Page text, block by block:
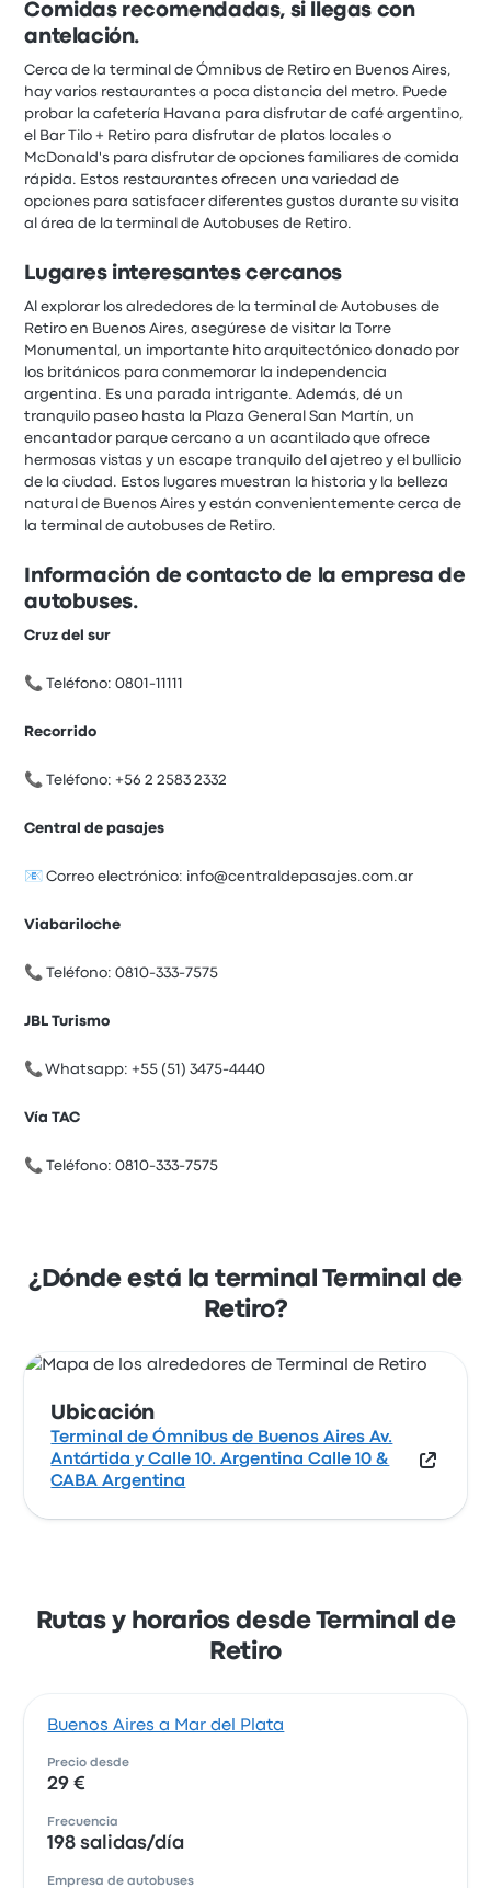
Comidas recomendadas, si llegas con
antelación.
Cerca de la terminal de Ómnibus de Retiro en Buenos Aires,
hay varios restaurantes a poca distancia del metro. Puede
probar la cafetería Havana para disfrutar de café argentino,
el Bar Tilo + Retiro para disfrutar de platos locales o
McDonald's para disfrutar de opciones familiares de comida
rápida. Estos restaurantes ofrecen una variedad de
opciones para satisfacer diferentes gustos durante su visita
al área de la terminal de Autobuses de Retiro.
Lugares interesantes cercanos
Al explorar los alrededores de la terminal de Autobuses de
Retiro en Buenos Aires, asegúrese de visitar la Torre
Monumental, un importante hito arquitectónico donado por
los británicos para conmemorar la independencia
argentina. Es una parada intrigante. Además, dé un
tranquilo paseo hasta la Plaza General San Martín, un
encantador parque cercano a un acantilado que ofrece
hermosas vistas y un escape tranquilo del ajetreo y el bullicio
de la ciudad. Estos lugares muestran la historia y la belleza
natural de Buenos Aires y están convenientemente cerca de
la terminal de autobuses de Retiro.
Información de contacto de la empresa de
autobuses.
Cruz del sur
📞 Teléfono: 0801-11111
Recorrido
📞 Teléfono: +56 2 2583 2332
Central de pasajes
📧 Correo electrónico: info@centraldepasajes.com.ar
Viabariloche
📞 Teléfono: 0810-333-7575
JBL Turismo
📞 Whatsapp: +55 (51) 3475-4440
Vía TAC
📞 Teléfono: 0810-333-7575
¿Dónde está la terminal Terminal de
Retiro?
Ubicación
Terminal de Ómnibus de Buenos Aires Av.
Antártida y Calle 10. Argentina Calle 10 &
CABA Argentina
Rutas y horarios desde Terminal de
Retiro
Buenos Aires a Mar del Plata
Precio desde
29 €
Frecuencia
198 salidas/día
Empresa de autobuses